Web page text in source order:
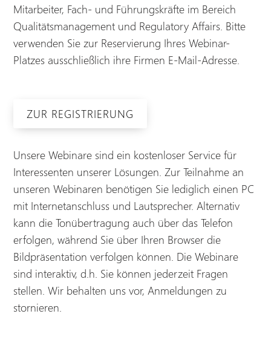
Mitarbeiter, Fach- und Führungskräfte im Bereich
Qualitätsmanagement und Regulatory Affairs. Bitte
verwenden Sie zur Reservierung Ihres Webinar-
Platzes ausschließlich ihre Firmen E-Mail-Adresse.
ZUR REGISTRIERUNG
Unsere Webinare sind ein kostenloser Service für
Interessenten unserer Lösungen. Zur Teilnahme an
unseren Webinaren benötigen Sie lediglich einen PC
mit Internetanschluss und Lautsprecher. Alternativ
kann die Tonübertragung auch über das Telefon
erfolgen, während Sie über Ihren Browser die
Bildpräsentation verfolgen können. Die Webinare
sind interaktiv, d.h. Sie können jederzeit Fragen
stellen. Wir behalten uns vor, Anmeldungen zu
stornieren.